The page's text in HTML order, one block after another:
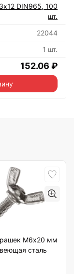
DIN965, 100
шт.
22044
1 шт.
152.06 ₽
М6х20 мм
сталь